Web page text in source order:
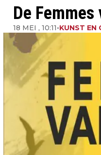
De
18 MEI , 10:11•KUNST EN